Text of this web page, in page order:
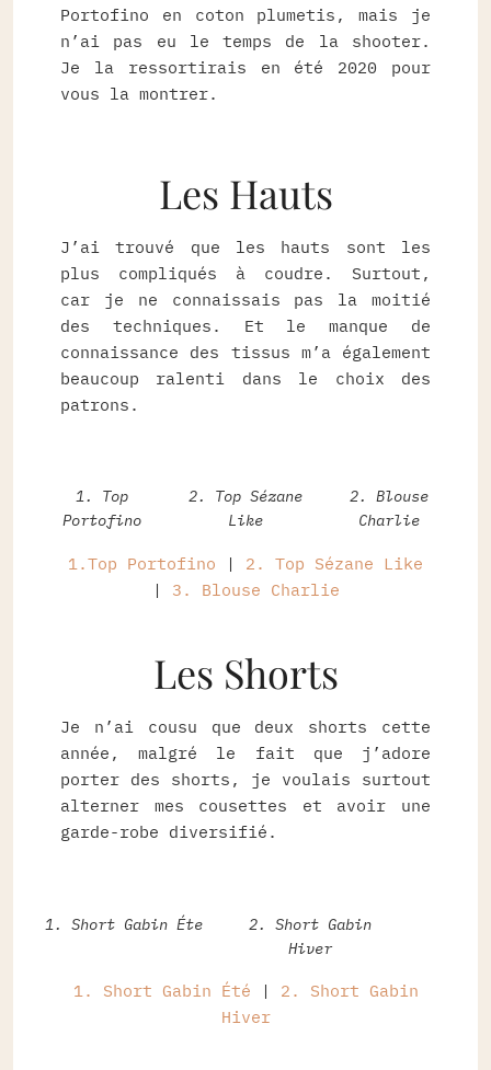
Portofino en coton plumetis, mais je
n’ai pas eu le temps de la shooter.
Je la ressortirais en été 2020 pour
vous la montrer.
Les Hauts
J’ai trouvé que les hauts sont les
plus compliqués à coudre. Surtout,
car je ne connaissais pas la moitié
des techniques. Et le manque de
connaissance des tissus m’a également
beaucoup ralenti dans le choix des
patrons.
1. Top
Portofino
2. Top Sézane
Like
2. Blouse
Charlie
1.Top Portofino | 2. Top Sézane Like
| 3. Blouse Charlie
Les Shorts
Je n’ai cousu que deux shorts cette
année, malgré le fait que j’adore
porter des shorts, je voulais surtout
alterner mes cousettes et avoir une
garde-robe diversifié.
1. Short Gabin Éte
2. Short Gabin
Hiver
1. Short Gabin Été | 2. Short Gabin
Hiver